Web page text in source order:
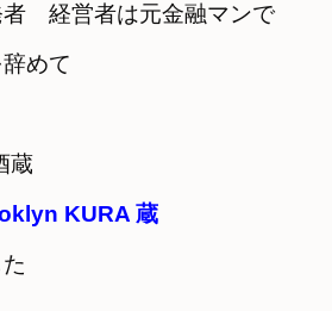
　経営者は元金融マンで
めて
蔵
KURA 蔵